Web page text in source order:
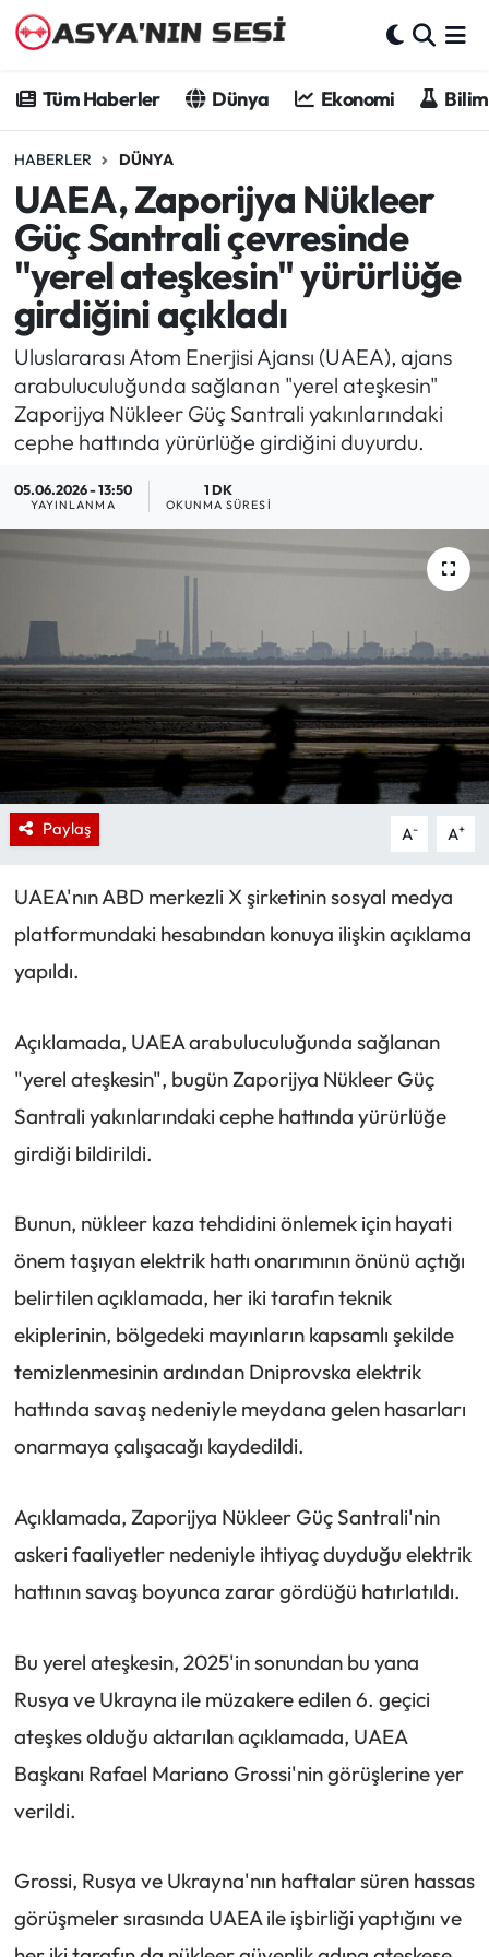
Tüm Haberler Dünya Ekonomi
HABERLER DÜNYA
UAEA, Zaporijya Nükleer
Güç Santrali çevresinde
"yerel ateşkesin" yürürlüğe
girdiğini açıkladı
Uluslararası Atom Enerjisi Ajansı (UAEA), ajans
arabuluculuğunda sağlanan "yerel ateşkesin"
Zaporijya Nükleer Güç Santrali yakınlarındaki
cephe hattında yürürlüğe girdiğini duyurdu.
05.06.2026 - 13:50
YAYINLANMA
1 DK
OKUNMA SÜRESI
Paylaş A- A+
UAEA'nın ABD merkezli X şirketinin sosyal medya
platformundaki hesabından konuya ilişkin açıklama
yapıldı.
Açıklamada, UAEA arabuluculuğunda sağlanan
"yerel ateşkesin", bugün Zaporijya Nükleer Güç
Santrali yakınlarındaki cephe hattında yürürlüğe
girdiği bildirildi.
Bunun, nükleer kaza tehdidini önlemek için hayati
önem taşıyan elektrik hattı onarımının önünü açtığı
belirtilen açıklamada, her iki tarafın teknik
ekiplerinin, bölgedeki mayınların kapsamlı şekilde
temizlenmesinin ardından Dniprovska elektrik
hattında savaş nedeniyle meydana gelen hasarları
onarmaya çalışacağı kaydedildi.
Açıklamada, Zaporijya Nükleer Güç Santrali'nin
askeri faaliyetler nedeniyle ihtiyaç duyduğu elektrik
hattının savaş boyunca zarar gördüğü hatırlatıldı.
Bu yerel ateşkesin, 2025'in sonundan bu yana
Rusya ve Ukrayna ile müzakere edilen 6. geçici
ateşkes olduğu aktarılan açıklamada, UAEA
Başkanı Rafael Mariano Grossi'nin görüşlerine yer
verildi.
Grossi, Rusya ve Ukrayna'nın haftalar süren hassas
görüşmeler sırasında UAEA ile işbirliği yaptığını ve
Dünya
Ekonomi
Bilim - Teknoloji
Kültür - Sanat
Spor
Asya-Pasifik